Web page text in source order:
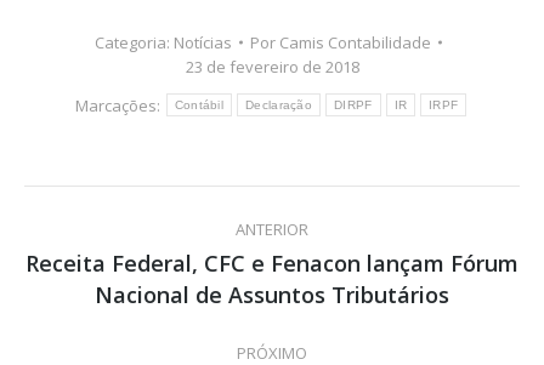
Categoria: Notícias Por Camis Contabilidade
23 de fevereiro de 2018
Marcações:
Contábil Declaração DIRPF IR IRPF
Navegação
de
post:
ANTERIOR
Post
anterior:
Receita Federal, CFC e Fenacon lançam Fórum
Nacional de Assuntos Tributários
PRÓXIMO